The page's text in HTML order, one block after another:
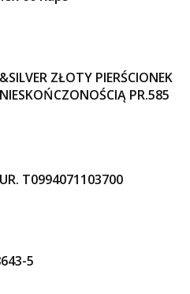
ZŁOTY PIERŚCIONEK
PR.585
T0994071103700
5